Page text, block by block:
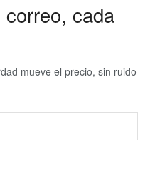
cada
mueve el precio, sin ruido